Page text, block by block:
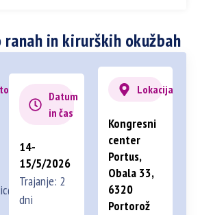
in kirurških okužbah
Datum
in čas
14-
15/5/2026
Trajanje: 2
dni
Lokacija
Kongresni
center
Portus,
Obala 33,
6320
Portorož